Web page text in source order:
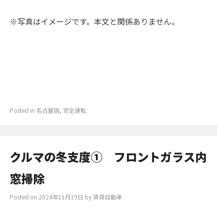
※写真はイメージです。本文と関係ありません。
Posted in名古屋店, 安全運転
クルマの冬支度① フロントガラス内
窓掃除
Posted on 2024年11月19日 by賃貸自動車